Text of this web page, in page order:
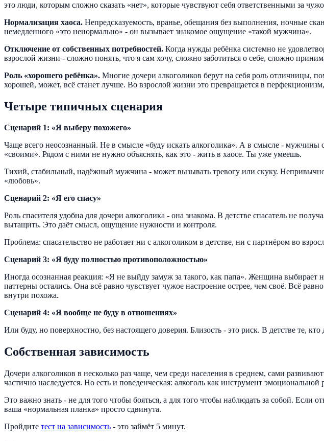
это люди, которым сложно сказать «нет», которые чувствуют себя ответственными за
Нормализация хаоса. Непредсказуемость, вранье, обещания без выполнения, ночные
немедленного «это ненормально» - он вызывает знакомое ощущение «такой мужчина».
Отключение от собственных потребностей. Когда нужды ребёнка системно не
взрослой жизни - сложно понять, что я сам хочу, сложно заботиться о себе, сложно
Роль «хорошего ребёнка». Многие дочери алкоголиков берут на себя роль отличницы,
хорошей, может, всё станет лучше. Во взрослой жизни это превращается в
Четыре типичных сценария
Сценарий 1: «Я выберу похожего»
Чаще всего неосознанный. Не в смысле «буду искать алкоголика». А в смысле -
«своими». Рядом с ними не нужно объяснять, как это - жить в хаосе. Ты уже умеешь.
Тихий, стабильный, надёжный мужчина - может вызывать тревогу или скуку.
«любовь».
Сценарий 2: «Я его спасу»
Роль спасителя удобна для дочери алкоголика - она знакома. В детстве спасатель не
вытащить. Это даёт смысл, ощущение нужности и контроля.
Проблема: спасательство не работает ни с алкоголиком в детстве, ни с партнёром во
Сценарий 3: «Я буду полностью противоположностью»
Иногда осознанная реакция: «Я не выйду замуж за такого, как папа». Женщина выбирает
паттерны остались. Она всё равно чувствует чужое настроение острее, чем своё. Всё
внутри похожа.
Сценарий 4: «Я вообще не буду в отношениях»
Или буду, но поверхностно, без настоящего доверия. Близость - это риск. В детстве
Собственная зависимость
Дочери алкоголиков в несколько раз чаще, чем среди населения в среднем, сами
частично наследуется. Но есть и поведенческая: алкоголь как инструмент эмоциональной
Это важно знать - не для того чтобы бояться, а для того чтобы наблюдать за собой.
ваша «нормальная планка» просто сдвинута.
Пройдите тест на зависимость - это займёт 5 минут.